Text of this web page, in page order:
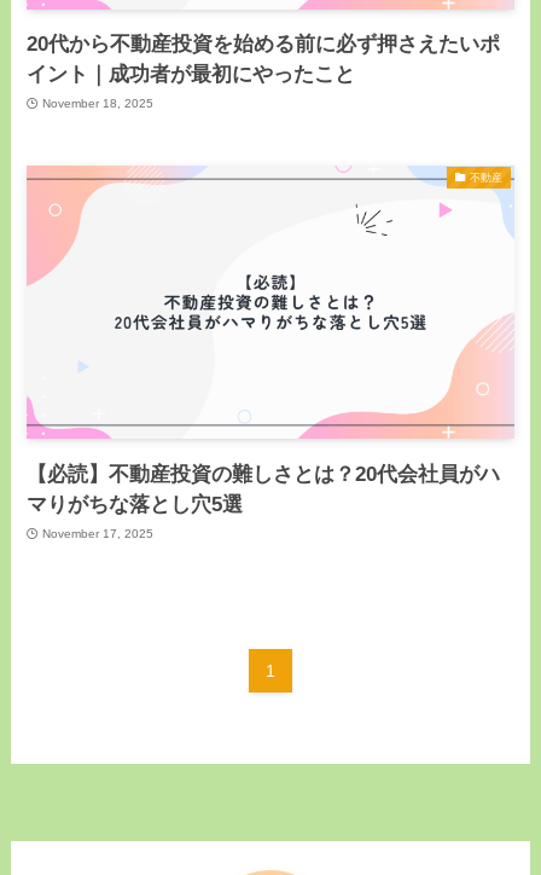
20代から不動産投資を始める前に必ず押さえたいポ
イント｜成功者が最初にやったこと
November 18, 2025
不動産
【必読】不動産投資の難しさとは？20代会社員がハ
マりがちな落とし穴5選
November 17, 2025
1